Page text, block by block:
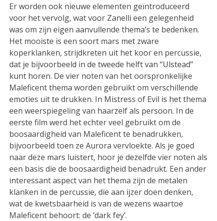
Er worden ook nieuwe elementen geïntroduceerd
voor het vervolg, wat voor Zanelli een gelegenheid
was om zijn eigen aanvullende thema’s te bedenken.
Het mooiste is een soort mars met zware
koperklanken, strijdkreten uit het koor en percussie,
dat je bijvoorbeeld in de tweede helft van “Ulstead”
kunt horen. De vier noten van het oorspronkelijke
Maleficent thema worden gebruikt om verschillende
emoties uit te drukken. In Mistress of Evil is het thema
een weerspiegeling van haarzelf als persoon. In de
eerste film werd het echter veel gebruikt om de
boosaardigheid van Maleficent te benadrukken,
bijvoorbeeld toen ze Aurora vervloekte. Als je goed
naar deze mars luistert, hoor je dezelfde vier noten als
een basis die de boosaardigheid benadrukt. Een ander
interessant aspect van het thema zijn de metalen
klanken in de percussie, die aan ijzer doen denken,
wat de kwetsbaarheid is van de wezens waartoe
Maleficent behoort: de ‘dark fey’.